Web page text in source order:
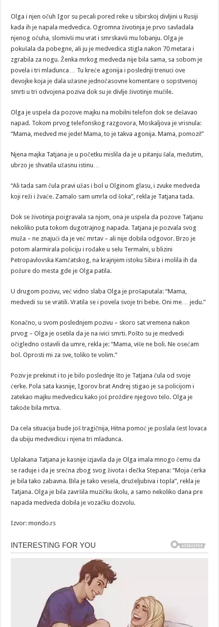
Olga i njen očuh Igor su pecali pored reke u sibirskoj divljini u Rusiji
kada ih je napala medvedica. Ogromna životinja je prvo savladala
njenog očuha, slomivši mu vrat i smrskavši mu lobanju. Olga je
pokušala da pobegne, ali ju je medvedica stigla nakon 70 metara i
zgrabila za nogu. Ženka mrkog medveda nije bila sama, sa sobom je
povela i tri mladunca… Tu kreće agonija i poslednji trenuci ove
devojke koja je dala užasne jednočasovne komentare o sopstvenoj
smrti u tri odvojena poziva dok su je divlje životinje mučile.
Olga je uspela da pozove majku na mobilni telefon dok se dešavao
napad. Tokom prvog telefonskog razgovora, Moskaljova je vrisnula:
“Mama, medved me jede! Mama, to je takva agonija. Mama, pomozi!”
Njena majka Tatjana je u početku mislila da je u pitanju šala, međutim,
ubrzo je shvatila užasnu istinu…
“Ali tada sam čula pravi užas i bol u Olginom glasu, i zvuke medveda
koji reži i žvaće. Zamalo sam umrla od šoka”, rekla je Tatjana tada.
Dok se životinja poigravala sa njom, ona je uspela da pozove Tatjanu
nekoliko puta tokom dugotrajnog napada. Tatjana je pozvala svog
muža – ne znajući da je već mrtav – ali nije dobila odgovor. Brzo je
potom alarmirala policiju i rođake u selu Termalni, u blizini
Petropavlovska Kamčatskog, na krajnjem istoku Sibira i molila ih da
požure do mesta gde je Olga patila.
U drugom pozivu, već vidno slaba Olga je prošaputala: “Mama,
medvedi su se vratili. Vratila se i povela svoje tri bebe. Oni me… jedu.”
Konačno, u svom poslednjem pozivu – skoro sat vremena nakon
prvog – Olga je osetila da je na ivici smrti. Pošto su je medvedi
očigledno ostavili da umre, rekla je: “Mama, više ne boli. Ne osećam
bol. Oprosti mi za sve, toliko te volim.”
Poziv je prekinut i to je bilo poslednje što je Tatjana čula od svoje
ćerke. Pola sata kasnije, Igorov brat Andrej stigao je sa policijom i
zatekao majku medvedicu kako još proždire njegovo telo. Olga je
takođe bila mrtva.
Da cela situacija bude još tragičnija, Hitna pomoć je poslala šest lovaca
da ubiju medvedicu i njena tri mladunca.
Uplakana Tatjana je kasnije izjavila da je Olga imala mnogo čemu da
se raduje i da je srećna zbog svog života i dečka Stepana: “Moja ćerka
je bila tako zabavna. Bila je tako vesela, druželjubiva i topla”, rekla je
Tatjana. Olga je bila završila muzičku školu, a samo nekoliko dana pre
napada medveda dobila je vozačku dozvolu.
Izvor: mondo.rs